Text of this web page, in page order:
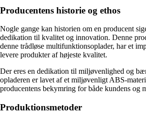
Producentens historie og ethos
Nogle gange kan historien om en producent
dedikation til kvalitet og innovation. Denne
denne trådløse multifunktionsoplader, har et
levere produkter af højeste kvalitet.
Der eres en dedikation til miljøvenlighed og
opladeren er lavet af et miljøvenligt ABS-
producentens bekymring for både kundens og
Produktionsmetoder